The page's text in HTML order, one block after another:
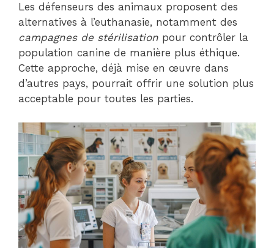
Les défenseurs des animaux proposent des
alternatives à l’euthanasie, notamment des
campagnes de stérilisation pour contrôler la
population canine de manière plus éthique.
Cette approche, déjà mise en œuvre dans
d’autres pays, pourrait offrir une solution plus
acceptable pour toutes les parties.